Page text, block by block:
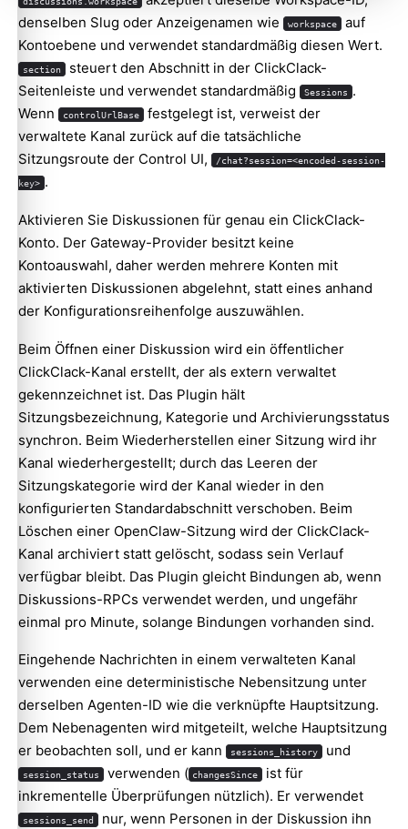
denselben Slug oder Anzeigenamen wie
workspace auf
Kontoebene und verwendet standardmäßig diesen Wert.
section steuert den Abschnitt in der ClickClack-
Seitenleiste und verwendet standardmäßig
Sessions .
Wenn
controlUrlBase festgelegt ist, verweist der
verwaltete Kanal zurück auf die tatsächliche
Sitzungsroute der Control UI,
/chat?session=<encoded-session-
key> .
Aktivieren Sie Diskussionen für genau ein ClickClack-
Konto. Der Gateway-Provider besitzt keine
Kontoauswahl, daher werden mehrere Konten mit
aktivierten Diskussionen abgelehnt, statt eines anhand
der Konfigurationsreihenfolge auszuwählen.
Beim Öffnen einer Diskussion wird ein öffentlicher
ClickClack-Kanal erstellt, der als extern verwaltet
gekennzeichnet ist. Das Plugin hält
Sitzungsbezeichnung, Kategorie und Archivierungsstatus
synchron. Beim Wiederherstellen einer Sitzung wird ihr
Kanal wiederhergestellt; durch das Leeren der
Sitzungskategorie wird der Kanal wieder in den
konfigurierten Standardabschnitt verschoben. Beim
Löschen einer OpenClaw-Sitzung wird der ClickClack-
Kanal archiviert statt gelöscht, sodass sein Verlauf
verfügbar bleibt. Das Plugin gleicht Bindungen ab, wenn
Diskussions-RPCs verwendet werden, und ungefähr
einmal pro Minute, solange Bindungen vorhanden sind.
Eingehende Nachrichten in einem verwalteten Kanal
verwenden eine deterministische Nebensitzung unter
derselben Agenten-ID wie die verknüpfte Hauptsitzung.
Dem Nebenagenten wird mitgeteilt, welche Hauptsitzung
er beobachten soll, und er kann
sessions_history und
session_status verwenden ( changesSince
ist für
inkrementelle Überprüfungen nützlich). Er verwendet
sessions_send nur, wenn Personen in der Diskussion ihn